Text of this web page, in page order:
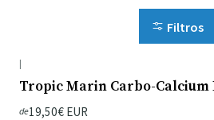
Filtros
|
Tropic Marin Carbo-Calcium
de19,50€ EUR